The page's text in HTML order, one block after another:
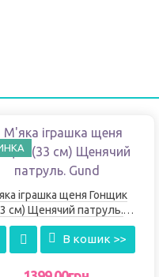
іграшка щеня Гонщик
см) Щенячий патруль.
Gund
В кошик >>